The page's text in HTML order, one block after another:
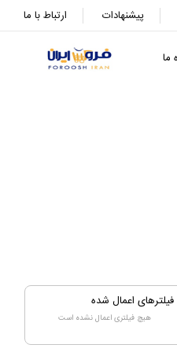
ارتباط با ما پیشنهادات
ما
فیلترهای اعمال شده
هیچ فیلتری اعمال نشده است